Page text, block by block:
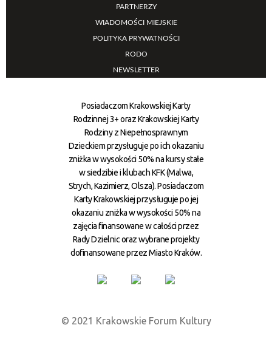
PARTNERZY
WIADOMOŚCI MIEJSKIE
POLITYKA PRYWATNOŚCI
RODO
NEWSLETTER
Posiadaczom Krakowskiej Karty
Rodzinnej 3+ oraz Krakowskiej Karty
Rodziny z Niepełnosprawnym
Dzieckiem przysługuje po ich okazaniu
zniżka w wysokości 50% na kursy stałe
w siedzibie i klubach KFK (Malwa,
Strych, Kazimierz, Olsza). Posiadaczom
Karty Krakowskiej przysługuje po jej
okazaniu zniżka w wysokości 50% na
zajęcia finansowane w całości przez
Rady Dzielnic oraz wybrane projekty
dofinansowane przez Miasto Kraków.
© 2021 Krakowskie Forum Kultury